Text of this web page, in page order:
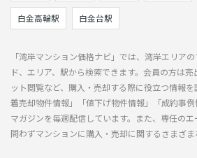
白金高輪駅 白金台駅
「湾岸マンション価格ナビ」では、湾岸エリア
ド、エリア、駅から検索できます。会員の方は
ット閲覧など、購入・売却する際に役立つ情報
着売却物件情報」「値下げ物件情報」「成約事
マガジンを毎週配信しています。また、専任の
問わずマンションに購入・売却に関するさまざま